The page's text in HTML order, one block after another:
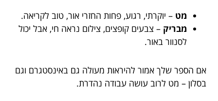
מט – יוקרתי, רגוע, פחות החזרי אור, טוב לקריאה.
מבריק – צבעים קופצים, צילום נראה חי, אבל יכול
לסנוור באור.
אם הספר שלך אמור להיראות מעולה גם באינסטגרם וגם
בסלון – מט לרוב עושה עבודה נהדרת.